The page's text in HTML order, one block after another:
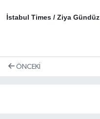
İstabul Times / Ziya Gündüz
ÖNCEKI